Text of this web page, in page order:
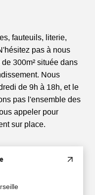
fauteuils, literie,
pas à nous
300m² située dans
Nous
de 9h à 18h, et le
pas l'ensemble des
appeler pour
sur place.